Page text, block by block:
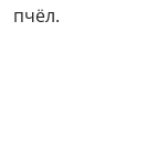
пчёл.